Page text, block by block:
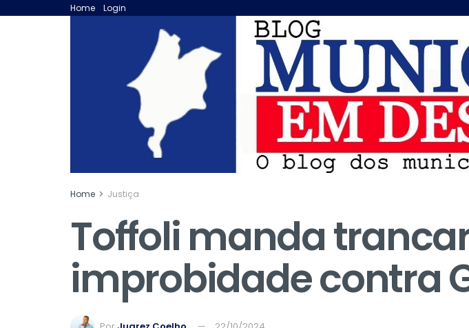
Home Login
Home Justiça
Toffoli manda
improbidade contra